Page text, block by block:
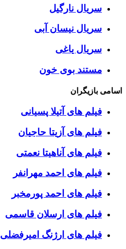
سریال نارگیل
سریال نیسان آبی
سریال یاغی
مستند بوی خون
اسامی بازیگران
فیلم های آتیلا پسیانی
فیلم های آزیتا حاجیان
فیلم های آناهیتا نعمتی
فیلم های احمد مهرانفر
فیلم های احمد پورمخبر
فیلم های ارسلان قاسمی
فیلم های ارژنگ امیرفضلی